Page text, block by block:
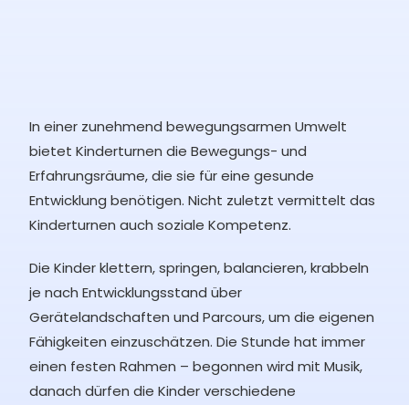
In einer zunehmend bewegungsarmen Umwelt
bietet Kinderturnen die Bewegungs- und
Erfahrungsräume, die sie für eine gesunde
Entwicklung benötigen. Nicht zuletzt vermittelt das
Kinderturnen auch soziale Kompetenz.
Die Kinder klettern, springen, balancieren, krabbeln
je nach Entwicklungsstand über
Gerätelandschaften und Parcours, um die eigenen
Fähigkeiten einzuschätzen. Die Stunde hat immer
einen festen Rahmen – begonnen wird mit Musik,
danach dürfen die Kinder verschiedene